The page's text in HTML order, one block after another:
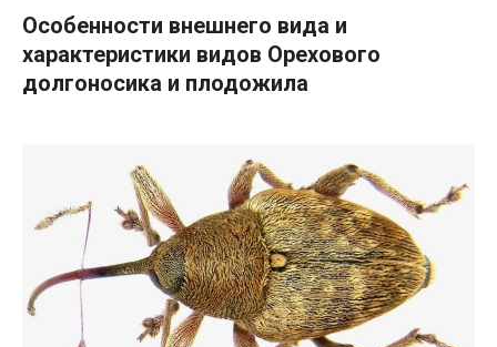
Особенности внешнего вида и
характеристики видов Орехового
долгоносика и плодожила